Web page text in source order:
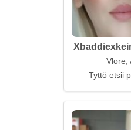
Vlore,
Tyttö etsii